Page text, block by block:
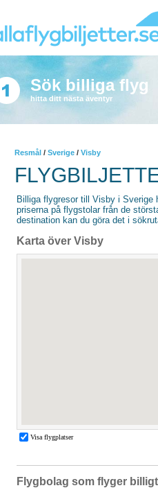
Sök billiga flyg
hitta ditt nästa äventyr
Resmål / Sverige / Visby
Billiga flygresor till Visby i Sverige
priserna på flygstolar från de
destination kan du göra det i
Karta över Visby
Flygbolag som flyger